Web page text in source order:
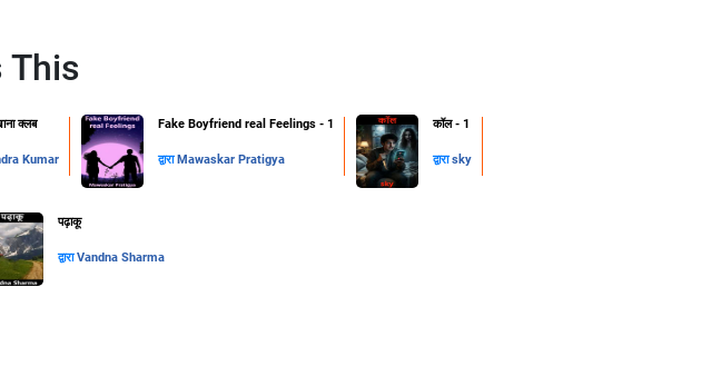
This
क्लब
Kumar
Fake Boyfriend real Feelings - 1
द्वारा Mawaskar Pratigya
कॉल - 1
द्वाराsky
पढ़ाकू
द्वाराVandna Sharma